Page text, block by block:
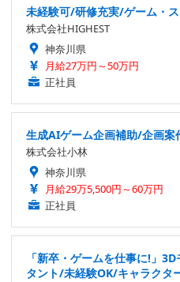
未経験可/研修充実/ゲーム・
株式会社HIGHEST
神奈川県
月給27万円～50万円
正社員
生成AIゲーム企画補助/企画
株式会社小林
神奈川県
月給29万5,500円～60万円
正社員
「新卒・ゲームを仕事に!」
タント/未経験OK/キャラクタ